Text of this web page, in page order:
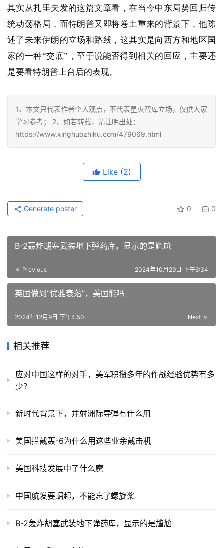
其实从扎里夫发的这篇文章看，在当今中东局势回归传
统动荡格局，而特朗普又即将卷土重来的背景下，他陈
述了未来伊朗的立场和路线，这其实是向西方和地区国
家的一种“交底”，至于说能否得到相关的回应，主要还
是要看特朗普上台后的表现。
1、本文只代表作者个人观点，不代表星火智库立场，仅供大家
学习参考； 2、如若转载，请注明出处：
https://www.xinghuozhiku.com/479069.html
Like (2)
0 0
Generate poster
B-2轰炸胡塞武装地下弹药库，显示的是尴尬
Previous 2024年10月29日 下午6:34
英国做到“优雅衰落”，美国能吗
Next
2024年12月9日 下午4:50
相关推荐
应对中国这样的对手，美军积攒多年的作战经验优势有多
少？
新时代背景下，井射洲际导弹有什么用
美国拦截轰-6为什么用这些业余截击机
美国科技发展中了什么魔
中国航发要崛起，不能忘了螺旋桨
B-2轰炸胡塞武装地下弹药库，显示的是尴尬